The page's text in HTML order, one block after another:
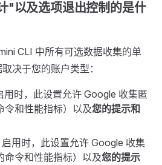
"以及选项退出控制的是什
CLI 中所有可选数据收集的单
决于您的账户类型：
用时，此设置允许 Google 收集匿
令和性能指标）以及您的提示和
启用时，此设置允许 Google 收集
命令和性能指标）以及您的提示